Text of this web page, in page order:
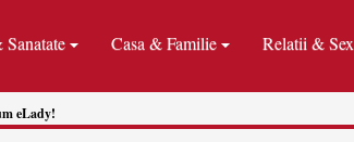
Casa & Familie Relatii & Sex
eLady!